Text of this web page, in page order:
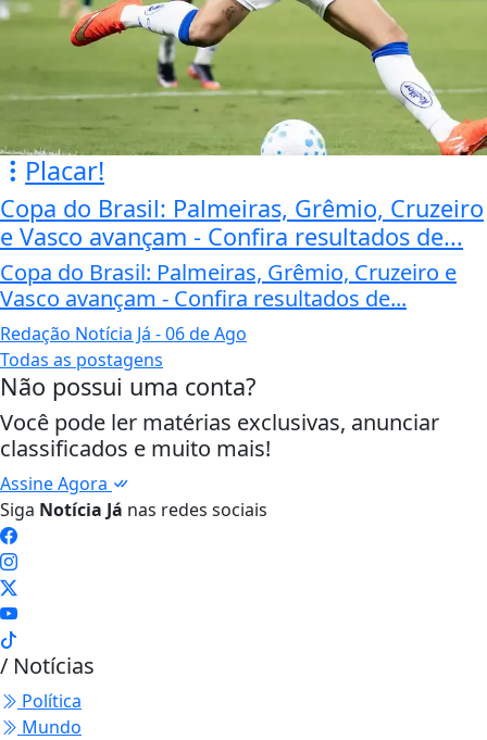
Placar!
Copa do Brasil: Palmeiras, Grêmio, Cruzeiro
e Vasco avançam - Confira resultados de...
Copa do Brasil: Palmeiras, Grêmio, Cruzeiro e
Vasco avançam - Confira resultados de...
Redação Notícia Já - 06 de Ago
Todas as postagens
Não possui uma conta?
Você pode ler matérias exclusivas, anunciar
classificados e muito mais!
Assine Agora
Siga Notícia Já nas redes sociais
/ Notícias
Política
Mundo